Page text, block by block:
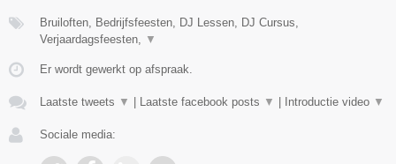
Bruiloften, Bedrijfsfeesten, DJ Lessen, DJ Cursus,
Verjaardagsfeesten,
▼
Er wordt gewerkt op afspraak.
Laatste tweets ▼ Laatste facebook posts ▼ Introductie video ▼
Sociale media: